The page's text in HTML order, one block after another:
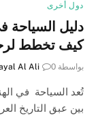
دول أخرى
كيف تخطط
بواسطة Al Ali 0
تُعد السياحة في
بين عبق التاريخ